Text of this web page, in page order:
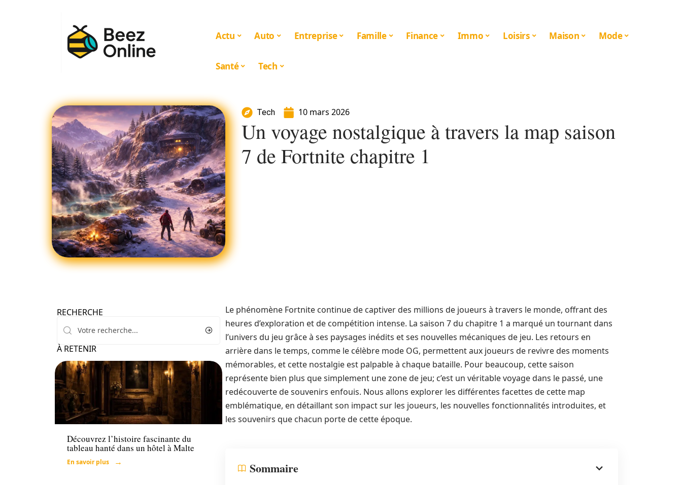
Actu Auto Entreprise Famille Finance Immo Loisirs Maison Mode
Santé Tech
Tech 10 mars 2026
Un voyage nostalgique à travers la map saison
7 de Fortnite chapitre 1
RECHERCHE
À RETENIR
Loisirs
Découvrez l’histoire fascinante du
tableau hanté dans un hôtel à Malte
En savoir plus
Le phénomène Fortnite continue de captiver des millions de joueurs à travers le monde, offrant des
heures d’exploration et de compétition intense. La saison 7 du chapitre 1 a marqué un tournant dans
l’univers du jeu grâce à ses paysages inédits et ses nouvelles mécaniques de jeu. Les retours en
arrière dans le temps, comme le célèbre mode OG, permettent aux joueurs de revivre des moments
mémorables, et cette nostalgie est palpable à chaque bataille. Pour beaucoup, cette saison
représente bien plus que simplement une zone de jeu; c’est un véritable voyage dans le passé, une
redécouverte de souvenirs enfouis. Nous allons explorer les différentes facettes de cette map
emblématique, en détaillant son impact sur les joueurs, les nouvelles fonctionnalités introduites, et
les souvenirs que chacun porte de cette époque.
Sommaire